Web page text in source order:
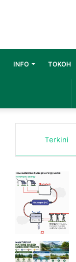
INFO TOKOH
Terkini